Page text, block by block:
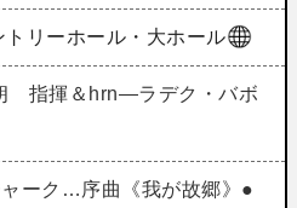
トリーホール・大ホール
指揮＆hrn―ラデク・バボ
ーク…序曲《我が故郷》●